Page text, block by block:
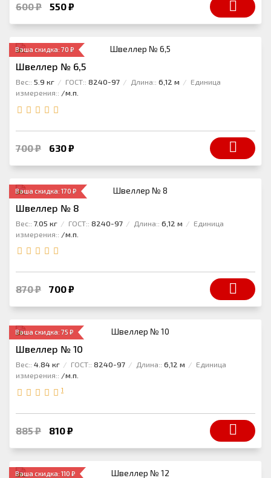
600 ₽ 550 ₽
Ваша скидка: 70 ₽
Швеллер № 6,5
Вес:: 5.9 кг ГОСТ:: 8240-97 Длина:: 6,12 м
Единица
измерения:: /м.п.
700 ₽ 630 ₽
Ваша скидка: 170 ₽
Швеллер № 8
Вес:: 7.05 кг ГОСТ:: 8240-97 Длина:: 6,12 м
Единица
измерения:: /м.п.
870 ₽ 700 ₽
Ваша скидка: 75 ₽
Швеллер № 10
Вес:: 4.84 кг ГОСТ:: 8240-97 Длина:: 6,12 м
Единица
измерения:: /м.п.
1
885 ₽ 810 ₽
Ваша скидка: 110 ₽